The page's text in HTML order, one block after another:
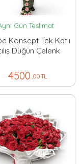
Gün Teslimat
Konsept Tek Katlı
Düğün Çelenk
4500 ,00 TL